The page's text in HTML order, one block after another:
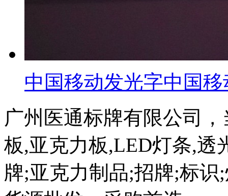
中国移动发光字中国
广州医通标牌有限公司
板,亚克力板,LED灯条,透
牌;亚克力制品;招牌;标